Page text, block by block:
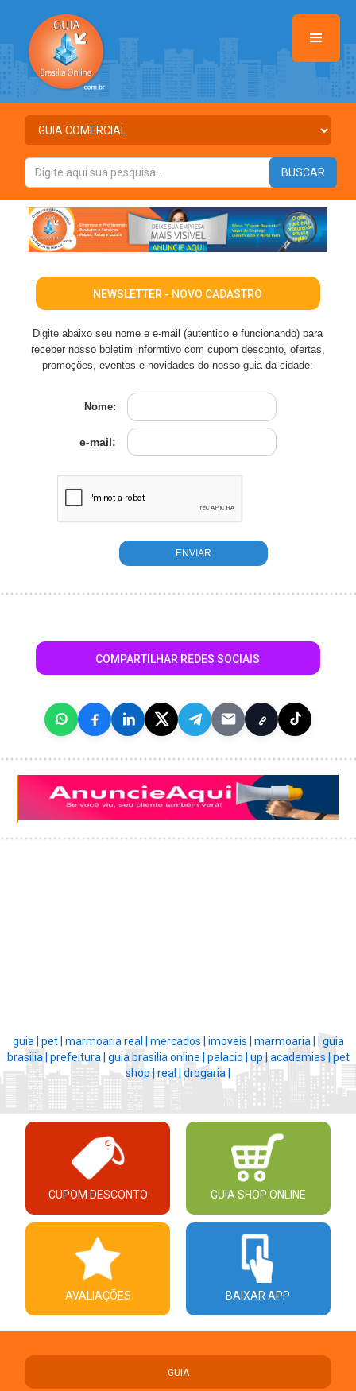
NEWSLETTER - NOVO CADASTRO
Digite abaixo seu nome e e-mail (autentico e funcionando) para
receber nosso boletim informtivo com cupom desconto, ofertas,
promoções, eventos e novidades do nosso guia da cidade:
Nome:
e-mail:
COMPARTILHAR REDES SOCIAIS
guia | pet | marmoaria real | mercados | imoveis | marmoaria |
guia
brasilia | prefeitura | guia brasilia online | palacio | up |academias | pet
shop |real | drogaria |
CUPOM DESCONTO GUIA SHOP ONLINE
AVALIAÇÕES BAIXAR APP
GUIA